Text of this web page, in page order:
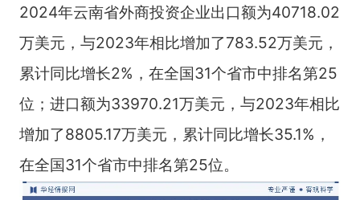
2024年云南省外商投资企业出口额为40718.02
万美元，与2023年相比增加了783.52万美元，
累计同比增长2%，在全国31个省市中排名第25
位；进口额为33970.21万美元，与2023年相比
增加了8805.17万美元，累计同比增长35.1%，
在全国31个省市中排名第25位。